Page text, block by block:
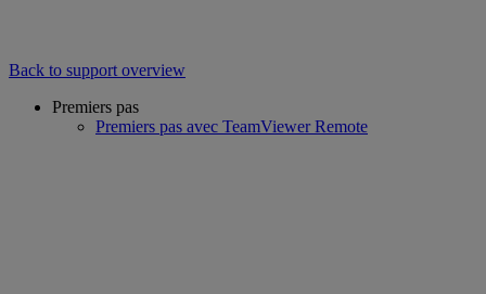
Back to support overview
Premiers pas
Premiers pas avec TeamViewer Remote